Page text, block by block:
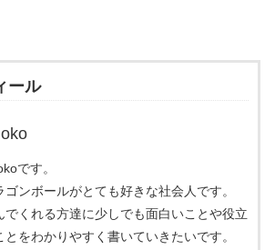
ール
です。
ゴンボールがとても好きな社会人です。
でくれる方達に少しでも面白いことや役立
とをわかりやすく書いていきたいです。